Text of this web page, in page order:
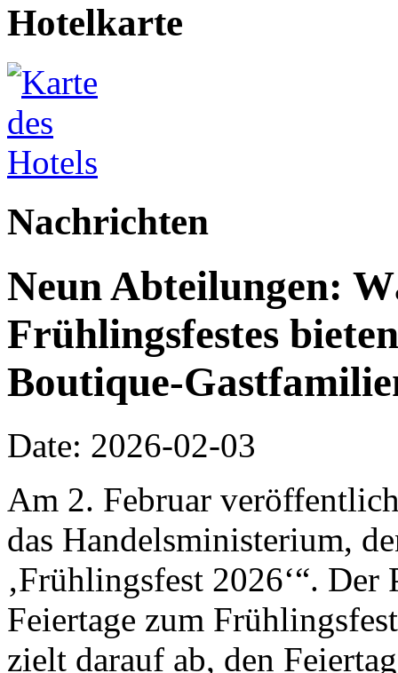
Hotelkarte
Nachrichten
Neun Abteilungen:
Frühlingsfestes
Boutique-
Date: 2026-02-03
Am 2. Februar
das Handelsministerium,
‚Frühlingsfest 2026‘“.
Feiertage zum
zielt darauf ab, den